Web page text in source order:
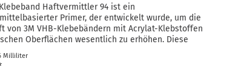
Haftvermittler 94 ist ein
Primer, der entwickelt wurde, um die
von 3M VHB-Klebebändern mit Acrylat-Klebstoffen
Oberflächen wesentlich zu erhöhen. Diese
umfassen...
Milliliter